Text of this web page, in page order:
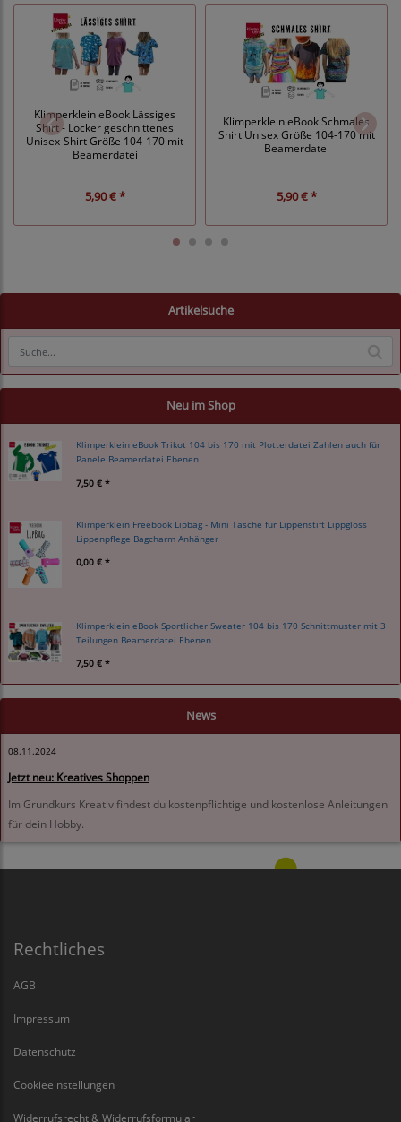
Klimperklein eBook Lässiges
Shirt - Locker geschnittenes
Unisex-Shirt Größe 104-170 mit
Beamerdatei
5,90 € *
Klimperklein eBook Schmales
Shirt Unisex Größe 104-170 mit
Beamerdatei
5,90 € *
Artikelsuche
Neu im Shop
Klimperklein eBook Trikot 104 bis 170 mit Plotterdatei Zahlen auch für
Panele Beamerdatei Ebenen
7,50 € *
Klimperklein Freebook Lipbag - Mini Tasche für Lippenstift Lippgloss
Lippenpflege Bagcharm Anhänger
0,00 € *
Klimperklein eBook Sportlicher Sweater 104 bis 170 Schnittmuster mit 3
Teilungen Beamerdatei Ebenen
7,50 € *
News
08.11.2024
Jetzt neu: Kreatives Shoppen
Im Grundkurs Kreativ findest du kostenpflichtige und kostenlose Anleitungen
für dein Hobby.
Rechtliches
AGB
Impressum
Datenschutz
Cookieeinstellungen
Widerrufsrecht & Widerrufsformular